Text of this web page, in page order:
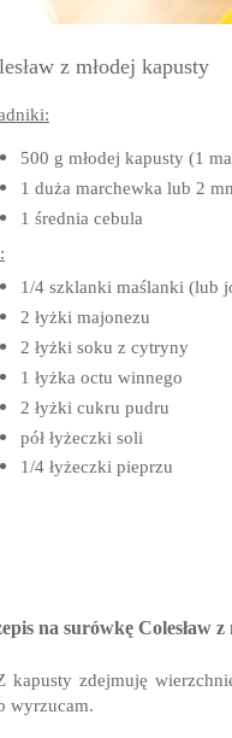
z młodej kapusty
500 g młodej kapusty (1
1 duża marchewka lub 2
1 średnia cebula
1/4 szklanki maślanki (lub
2 łyżki majonezu
2 łyżki soku z cytryny
1 łyżka octu winnego
2 łyżki cukru pudru
pół łyżeczki soli
1/4 łyżeczki pieprzu
na surówkę Colesław z
kapusty zdejmuję
wyrzucam.